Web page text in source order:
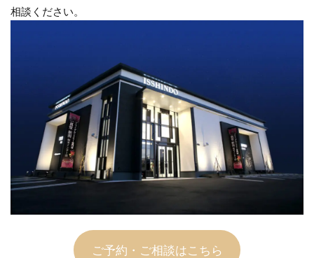
相談ください。
ご予約・ご相談はこちら